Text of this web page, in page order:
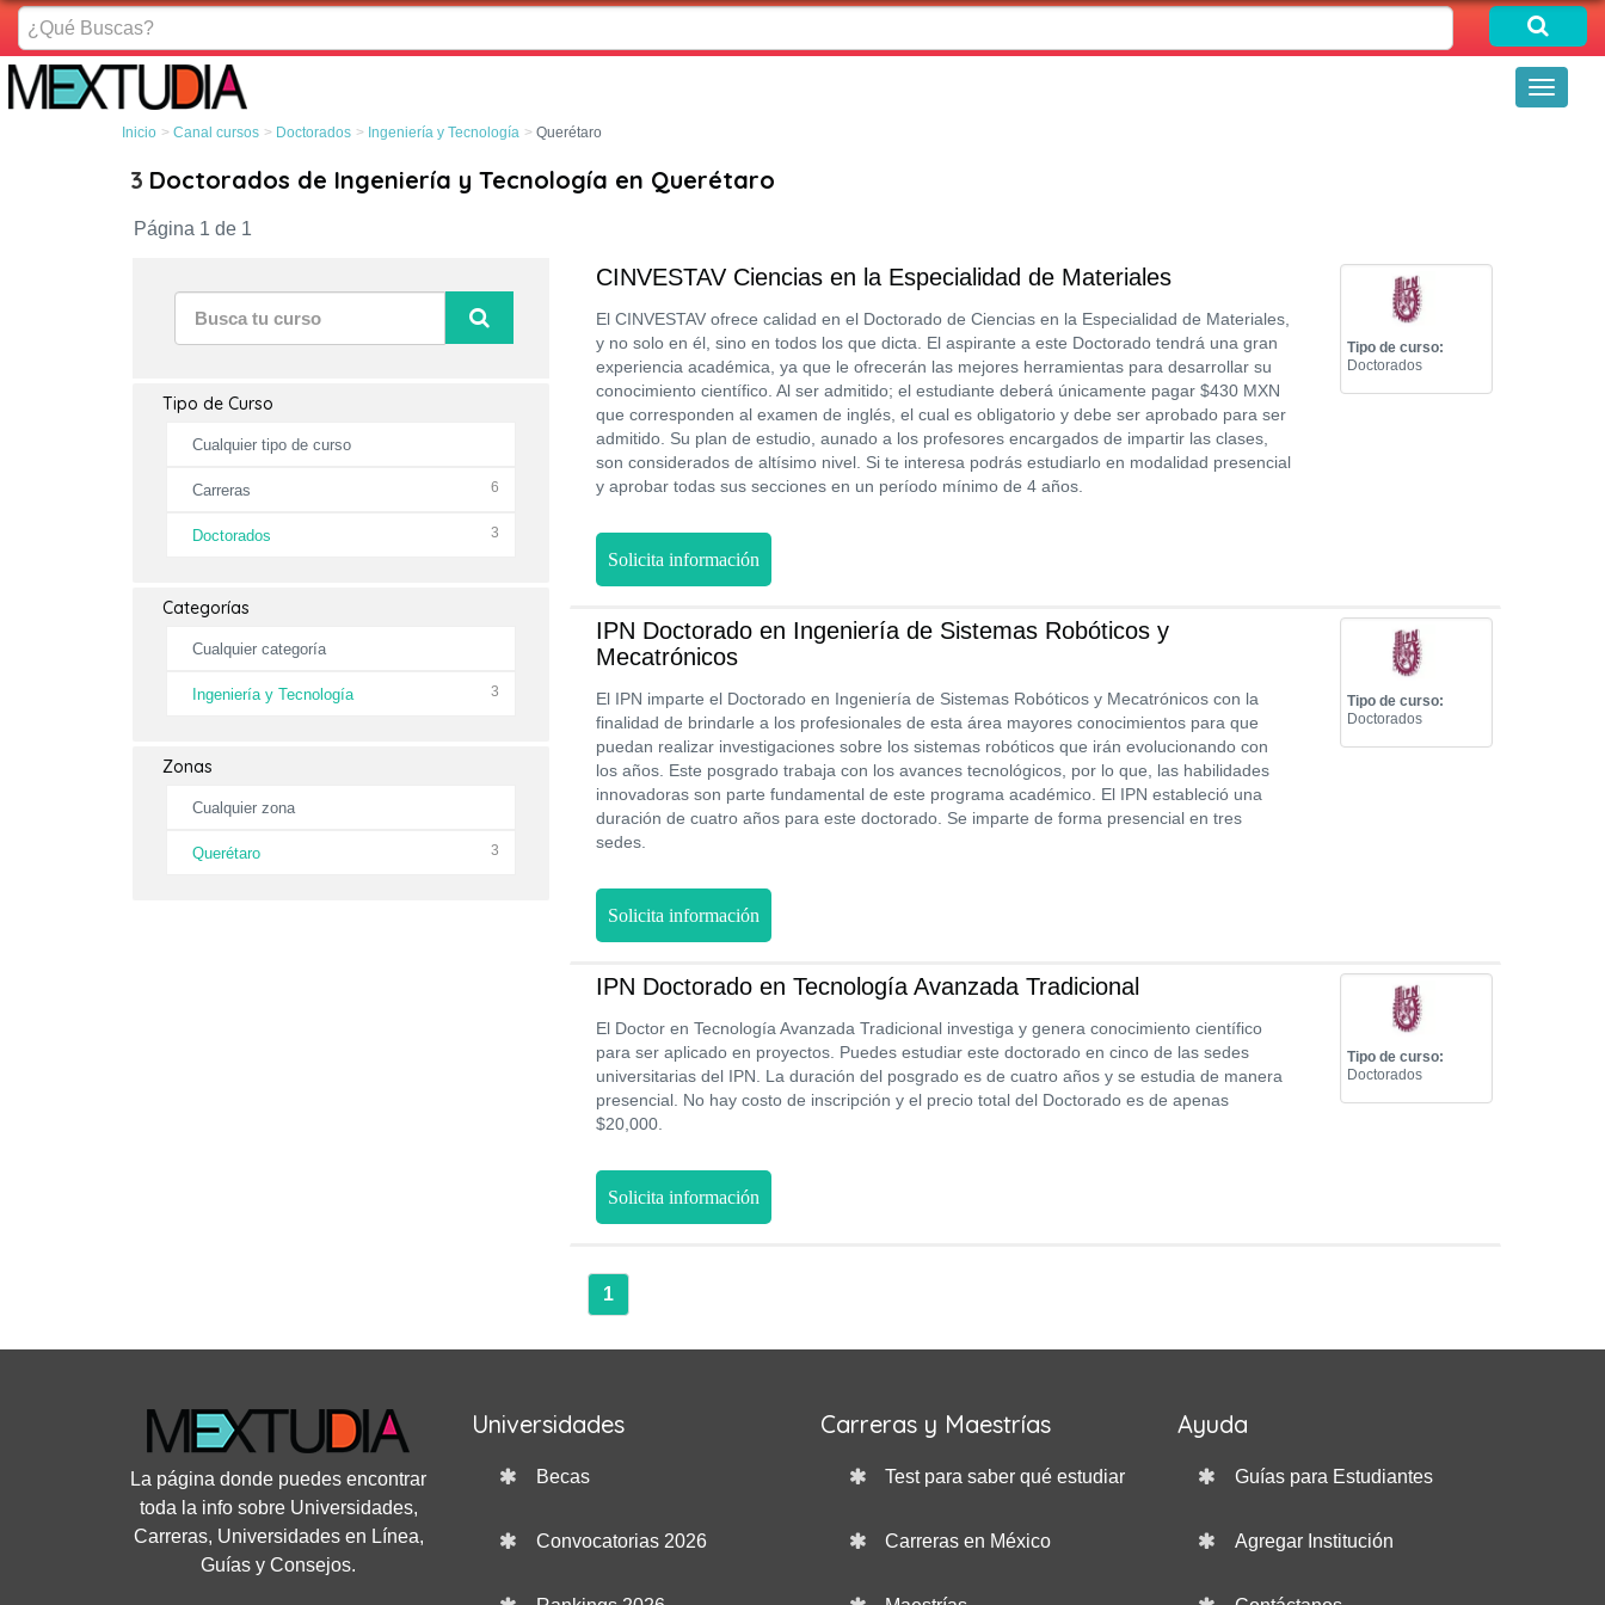
¿Qué
Buscas?
Toggle
Inicio Canal cursos Doctorados Ingeniería y Tecnología Querétaro
3 Doctorados de Ingeniería y Tecnología en Querétaro
Página 1 de 1
Tipo de Curso
Cualquier tipo de curso
Carreras 6
Doctorados 3
Categorías
Cualquier categoría
Ingeniería y Tecnología 3
Zonas
Cualquier zona
Querétaro 3
CINVESTAV Ciencias en la Especialidad de Materiales
El CINVESTAV ofrece calidad en el Doctorado de Ciencias en la Especialidad de Materiales,
y no solo en él, sino en todos los que dicta. El aspirante a este Doctorado tendrá una gran
experiencia académica, ya que le ofrecerán las mejores herramientas para desarrollar su
conocimiento científico. Al ser admitido; el estudiante deberá únicamente pagar $430 MXN
que corresponden al examen de inglés, el cual es obligatorio y debe ser aprobado para ser
admitido. Su plan de estudio, aunado a los profesores encargados de impartir las clases,
son considerados de altísimo nivel. Si te interesa podrás estudiarlo en modalidad presencial
y aprobar todas sus secciones en un período mínimo de 4 años.
Tipo de curso:
Doctorados
Solicita información
IPN Doctorado en Ingeniería de Sistemas Robóticos y
Mecatrónicos
El IPN imparte el Doctorado en Ingeniería de Sistemas Robóticos y Mecatrónicos con la
finalidad de brindarle a los profesionales de esta área mayores conocimientos para que
puedan realizar investigaciones sobre los sistemas robóticos que irán evolucionando con
los años. Este posgrado trabaja con los avances tecnológicos, por lo que, las habilidades
innovadoras son parte fundamental de este programa académico. El IPN estableció una
duración de cuatro años para este doctorado. Se imparte de forma presencial en tres
sedes.
Tipo de curso:
Doctorados
Solicita información
IPN Doctorado en Tecnología Avanzada Tradicional
El Doctor en Tecnología Avanzada Tradicional investiga y genera conocimiento científico
para ser aplicado en proyectos. Puedes estudiar este doctorado en cinco de las sedes
universitarias del IPN. La duración del posgrado es de cuatro años y se estudia de manera
presencial. No hay costo de inscripción y el precio total del Doctorado es de apenas
$20,000.
Tipo de curso:
Doctorados
Solicita información
1
La página donde puedes encontrar
toda la info sobre Universidades,
Carreras, Universidades en Línea,
Guías y Consejos.
Universidades
Becas
Convocatorias 2026
Carreras y Maestrías
Test para saber qué estudiar
Carreras en México
Ayuda
Guías para Estudiantes
Agregar Institución